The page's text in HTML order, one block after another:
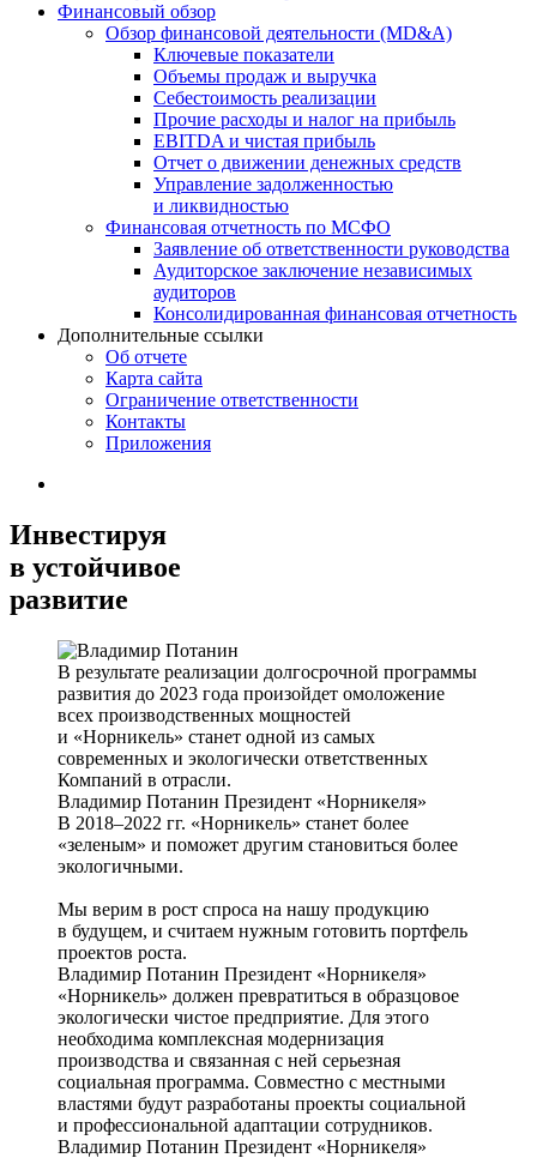
Финансовый обзор
Обзор финансовой деятельности (MD&A)
Ключевые показатели
Объемы продаж и выручка
Себестоимость реализации
Прочие расходы и налог на прибыль
EBITDA и чистая прибыль
Отчет о движении денежных средств
Управление задолженностью
и ликвидностью
Финансовая отчетность по МСФО
Заявление об ответственности руководства
Аудиторское заключение независимых
аудиторов
Консолидированная финансовая отчетность
Дополнительные ссылки
Об отчете
Карта сайта
Ограничение ответственности
Контакты
Приложения
Инвестируя
в устойчивое
развитие
В результате реализации долгосрочной программы
развития до 2023 года произойдет омоложение
всех производственных мощностей
и «Норникель» станет одной из самых
современных и экологически ответственных
Компаний в отрасли.
Владимир Потанин Президент «Норникеля»
В 2018–2022 гг. «Норникель» станет более
«зеленым» и поможет другим становиться более
экологичными.
Мы верим в рост спроса на нашу продукцию
в будущем, и считаем нужным готовить портфель
проектов роста.
Владимир Потанин Президент «Норникеля»
«Норникель» должен превратиться в образцовое
экологически чистое предприятие. Для этого
необходима комплексная модернизация
производства и связанная с ней серьезная
социальная программа. Совместно с местными
властями будут разработаны проекты социальной
и профессиональной адаптации сотрудников.
Владимир Потанин Президент «Норникеля»